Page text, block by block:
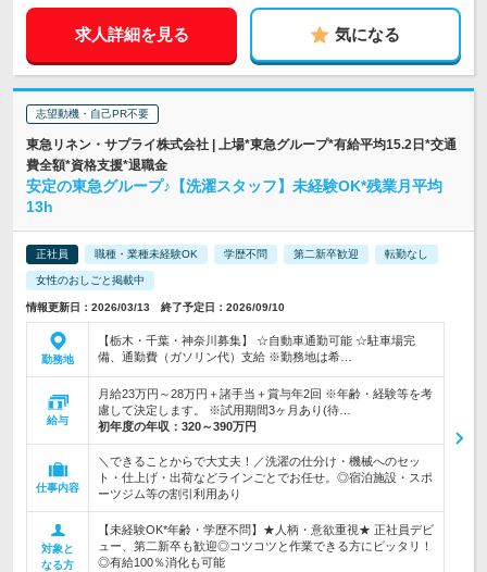
求人詳細を見る 気になる
志望動機・自己PR不要
東急リネン・サプライ株式会社 | 上場*東急グループ*有給平均15.2日*交通
費全額*資格支援*退職金
安定の東急グループ♪【洗濯スタッフ】未経験OK*残業月平均
13h
正社員 職種・業種未経験OK 学歴不問 第二新卒歓迎 転勤なし
女性のおしごと掲載中
情報更新日：2026/03/13 終了予定日：2026/09/10
勤務地
【栃木・千葉・神奈川募集】 ☆自動車通勤可能 ☆駐車場完
備、通勤費（ガソリン代）支給 ※勤務地は希…
給与
月給23万円～28万円＋諸手当＋賞与年2回 ※年齢・経験等を考
慮して決定します。 ※試用期間3ヶ月あり(待…
初年度の年収： 320～390万円
仕事内容
＼できることからで大丈夫！／洗濯の仕分け・機械へのセッ
ト・仕上げ・出荷などラインごとでお任せ。◎宿泊施設・スポ
ーツジム等の割引利用あり
対象と
なる方
【未経験OK*年齢・学歴不問】★人柄・意欲重視★ 正社員デビ
ュー、第二新卒も歓迎◎コツコツと作業できる方にピッタリ！
◎有給100％消化も可能